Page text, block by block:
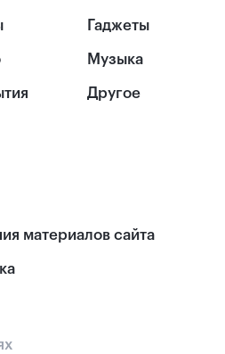
Гаджеты
Музыка
Другое
материалов сайта